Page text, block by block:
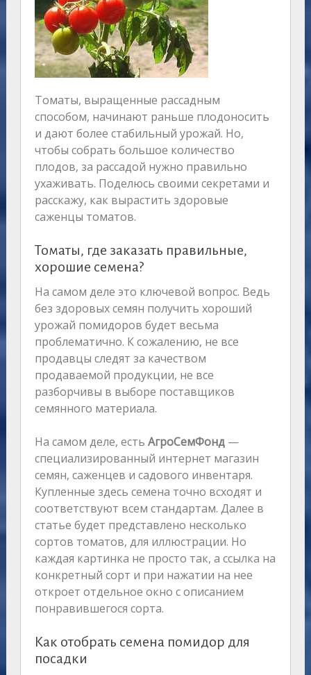
Томаты, выращенные рассадным
способом, начинают раньше плодоносить
и дают более стабильный урожай. Но,
чтобы собрать большое количество
плодов, за рассадой нужно правильно
ухаживать. Поделюсь своими секретами и
расскажу, как вырастить здоровые
саженцы томатов.
Томаты, где заказать правильные,
хорошие семена?
На самом деле это ключевой вопрос. Ведь
без здоровых семян получить хороший
урожай помидоров будет весьма
проблематично. К сожалению, не все
продавцы следят за качеством
продаваемой продукции, не все
разборчивы в выборе поставщиков
семянного материала.
На самом деле, есть АгроСемФонд—
специализированный интернет магазин
семян, саженцев и садового инвентаря.
Купленные здесь семена точно всходят и
соответствуют всем стандартам. Далее в
статье будет представлено несколько
сортов томатов, для иллюстрации. Но
каждая картинка не просто так, а ссылка на
конкретный сорт и при нажатии на нее
откроет отдельное окно с описанием
понравившегося сорта.
Как отобрать семена помидор для
посадки